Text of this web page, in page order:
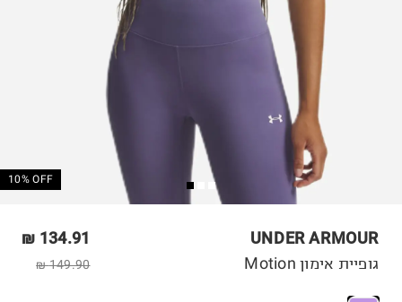
10% OFF
UNDER ARMOUR
134.91 ₪
149.90 ₪ גופיית אימון Motion